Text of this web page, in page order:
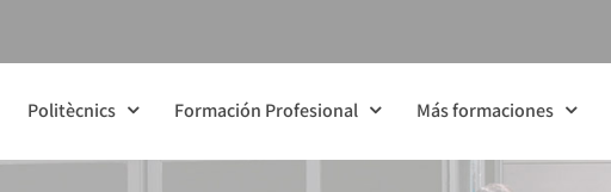
Politècnics Formación Profesional Más formaciones